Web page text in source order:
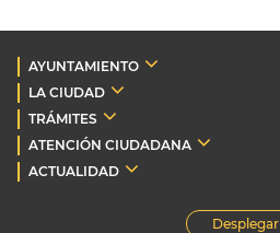
AYUNTAMIENTO
LA CIUDAD
TRÁMITES
ATENCIÓN CIUDADANA
ACTUALIDAD
Desplegar